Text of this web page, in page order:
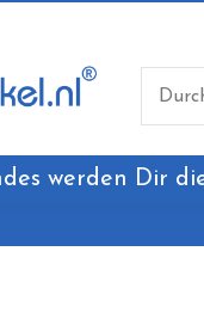
werden Dir